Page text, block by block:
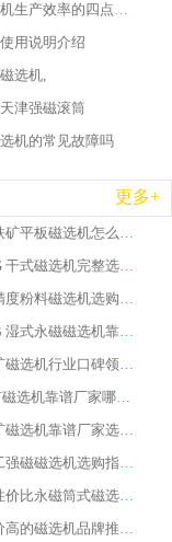
提高磁选机生产效率的四点方法
用说明介绍
选机,
津强磁滚筒
机的常见故障吗
更多+
2026 钛铁矿平板磁选机怎么选 靠谱生产企业实力排行榜选购参考攻略
2026CTG 干式磁选机完整选购指南 行业口碑顶尖靠谱生产龙头厂家实力推荐
2026 高精度粉料磁选机选购全攻略 行业优质品牌华体会手机网页版-华体会(中国) 实力深度解析
2026CTB 湿式永磁磁选机靠谱厂家实力排行榜 铁矿选矿设备采购全流程选购指南
2026 尾矿磁选机行业口碑领域强者，源头直供国内主流厂家华体会手机网页版-华体会(中国) 一站式服务
2026尾矿磁选机靠谱厂家哪家好 行业口碑领域强者华体会手机网页版-华体会(中国) 推荐
2026 铁矿磁选机靠谱厂家选购全攻略 行业标杆华体会手机网页版-华体会(中国) 设备性价比出众
2026 化工强磁磁选机选购指南 5 家行业口碑靠谱厂家领域强者推荐
2026 高性价比永磁筒式磁选机品牌盘点 行业强者口碑实测选购完整指南
2026 评价高的磁选机品牌推荐选购指南，永磁筒式磁选机设备领域强者全景行业口碑解析